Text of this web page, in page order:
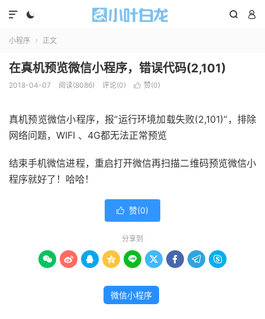
  

小程序  正文
在真机预览微信小程序，错误代码(2,101)
2018-04-07 阅读(8086) 评论(0)  赞(0)
真机预览微信小程序，报”运行环境加载失败(2,101)”，排除
网络问题，WIFI 、4G都无法正常预览
结束手机微信进程，重启打开微信再扫描二维码预览微信小
程序就好了！哈哈！
 赞(0)
分享到
        
微信小程序